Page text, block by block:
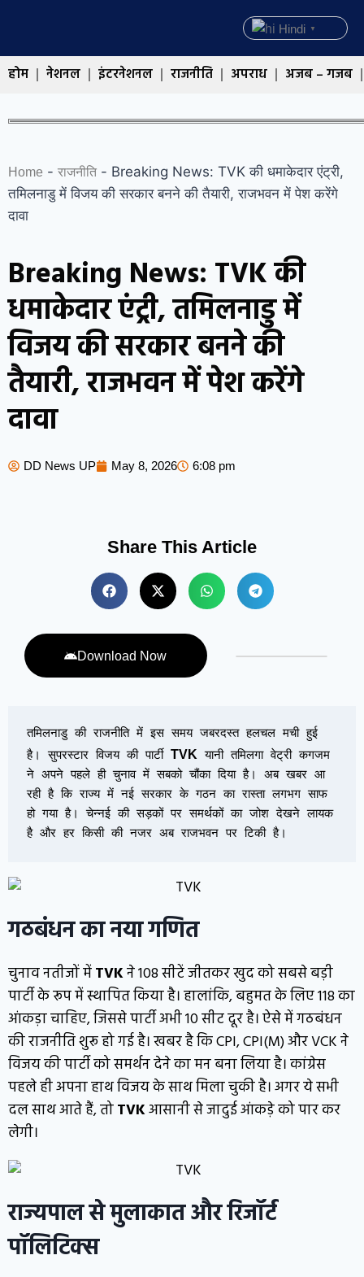
Hindi ▼
होम नेशनल इंटरनेशनल राजनीति अपराध अजब – गजब
Home - राजनीति - Breaking News: TVK की धमाकेदार एंट्री,
तमिलनाडु में विजय की सरकार बनने की तैयारी, राजभवन में पेश करेंगे
दावा
Breaking News: TVK की
धमाकेदार एंट्री, तमिलनाडु में
विजय की सरकार बनने की
तैयारी, राजभवन में पेश करेंगे
दावा
DD News UP May 8, 2026 6:08 pm
Share This Article
Download Now
तमिलनाडु की राजनीति में इस समय जबरदस्त हलचल मची हुई
है। सुपरस्टार विजय की पार्टी TVK यानी तमिलगा वेट्री कगजम
ने अपने पहले ही चुनाव में सबको चौंका दिया है। अब खबर आ
रही है कि राज्य में नई सरकार के गठन का रास्ता लगभग साफ
हो गया है। चेन्नई की सड़कों पर समर्थकों का जोश देखने लायक
है और हर किसी की नजर अब राजभवन पर टिकी है।
गठबंधन का नया गणित
चुनाव नतीजों मेंTVKने 108 सीटें जीतकर खुद को सबसे बड़ी
पार्टी के रूप में स्थापित किया है। हालांकि, बहुमत के लिए 118 का
आंकड़ा चाहिए, जिससे पार्टी अभी 10 सीट दूर है। ऐसे में गठबंधन
की राजनीति शुरू हो गई है। खबर है कि CPI, CPI(M) और VCK ने
विजय की पार्टी को समर्थन देने का मन बना लिया है। कांग्रेस
पहले ही अपना हाथ विजय के साथ मिला चुकी है। अगर ये सभी
दल साथ आते हैं, तोTVKआसानी से जादुई आंकड़े को पार कर
लेगी।
राज्यपाल से मुलाकात और रिजॉर्ट
पॉलिटिक्स